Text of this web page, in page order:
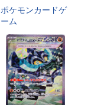
ポケモンカードゲ
ーム